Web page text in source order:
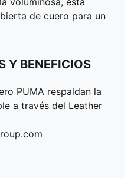
de cuero para un
Y BENEFICIOS
PUMA respaldan la
a través del Leather